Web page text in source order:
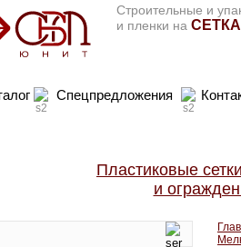
Строительные и
и пленки на
Спецпредложения
Пластиковые
и